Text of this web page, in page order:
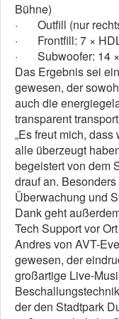
Bühne)
· Outfill (nur
· Frontfill: 7 ×
· Subwoofer: 14 ×
Das Ergebnis sei
gewesen, der
auch die
transparent
„Es freut mich,
alle überzeugt
begeistert von dem
drauf an.
Überwachung und
Dank geht
Tech Support vor
Andres von AVT-
gewesen, der
großartige Live-
der den Stadtpark